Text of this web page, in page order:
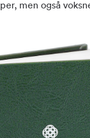
men også